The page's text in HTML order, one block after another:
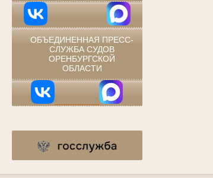
ОБЪЕДИНЕННАЯ ПРЕСС-
СЛУЖБА СУДОВ
ОРЕНБУРГСКОЙ
ОБЛАСТИ